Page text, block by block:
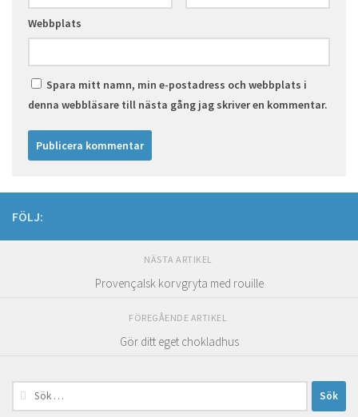
Webbplats
Spara mitt namn, min e-postadress och webbplats i
denna webbläsare till nästa gång jag skriver en kommentar.
FÖLJ:
NÄSTA ARTIKEL
Provençalsk korvgryta med rouille
FÖREGÅENDE ARTIKEL
Gör ditt eget chokladhus
Sök
efter: